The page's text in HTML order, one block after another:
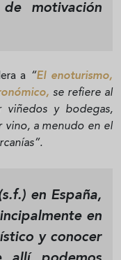
motivación
a “El enoturismo,
se refiere al
viñedos y bodegas,
vino, a menudo en el
en España,
en
y conocer